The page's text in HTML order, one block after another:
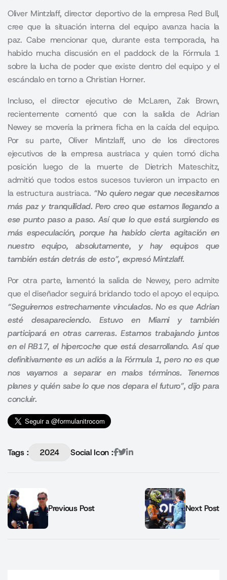
Oliver Mintzlaff, director deportivo de la empresa Red Bull,
cree que la situación interna del equipo avanza hacia la
paz. Cabe mencionar que, durante esta temporada, ha
habido mucha discusión en el paddock de la Fórmula 1
sobre la lucha de poder que existe dentro del equipo y el
escándalo en torno a Christian Horner.
Incluso, el director ejecutivo de McLaren, Zak Brown,
recientemente comentó que con la salida de Adrian
Newey se movería la primera ficha en la caída del equipo.
Por su parte, Oliver Mintzlaff, uno de los directores
ejecutivos de la empresa austriaca y quien tomó dicha
posición luego de la muerte de Dietrich Mateschitz,
admitió que todos estos sucesos tuvieron un impacto en
la estructura austriaca. “No quiero negar que necesitamos
más paz y tranquilidad. Pero creo que estamos llegando a
ese punto paso a paso. Así que lo que está surgiendo es
más especulación, porque ha habido cierta agitación en
nuestro equipo, absolutamente, y hay equipos que
también están detrás de esto”, expresó Mintzlaff.
Por otra parte, lamentó la salida de Newey, pero admite
que el diseñador seguirá bridando todo el apoyo el equipo.
“Seguiremos estrechamente vinculados. No es que Adrian
esté desapareciendo. Estuvo en Miami y también
participará en otras carreras. Estamos trabajando juntos
en el RB17, el hipercoche que está desarrollando. Así que
definitivamente es un adiós a la Fórmula 1, pero no es que
nos vayamos a separar en malos términos. Tenemos
planes y quién sabe lo que nos depara el futuro”, dijo para
concluir.
Tags : 2024 Social Icon :
Previous Post Next Post